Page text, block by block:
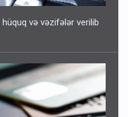
hüquq və vəzifələr verilib